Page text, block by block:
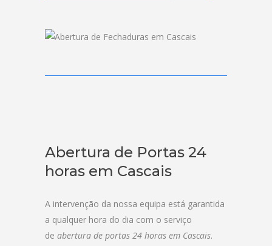
Abertura de Portas 24
horas em Cascais
A intervenção da nossa equipa está garantida
a qualquer hora do dia com o serviço
de abertura de portas 24 horas em Cascais.